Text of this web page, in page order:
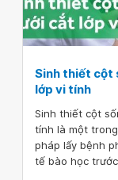
Sinh thiết cột
lớp vi tính
Sinh thiết cột
tính là một
pháp lấy bệnh
tế bào học